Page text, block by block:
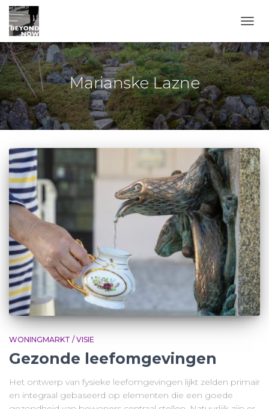
Marianske Lazne
WONINGMARKT / VISIE
Gezonde leefomgevingen
Het ontwerp van fysieke leefomgevingen lijkt zelden primair
en integraal gebaseerd op elementen die een goede